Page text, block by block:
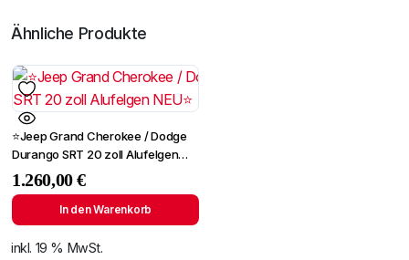
Ähnliche Produkte
⭐Jeep Grand Cherokee / Dodge
Durango SRT 20 zoll Alufelgen
NEU⭐
1.260,00€
In den Warenkorb
inkl. 19 % MwSt.